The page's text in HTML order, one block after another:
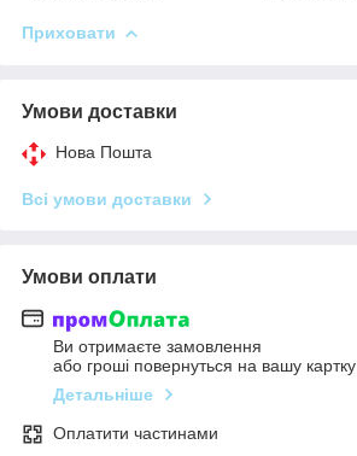
Приховати
Умови доставки
Нова Пошта
Всі умови доставки
Умови оплати
Ви отримаєте замовлення
або гроші повернуться на вашу картку
Детальніше
Оплатити частинами